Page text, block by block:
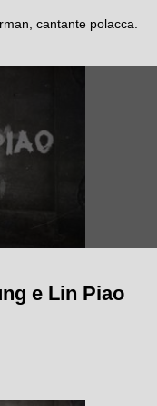
cantante polacca.
e Lin Piao